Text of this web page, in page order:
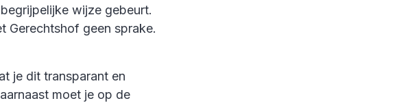
wijze gebeurt.
Gerechtshof geen sprake.
je dit transparant en
moet je op de